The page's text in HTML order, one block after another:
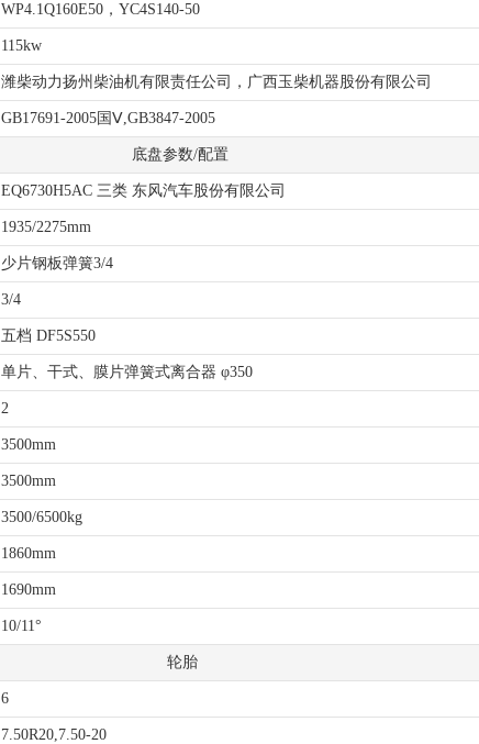
WP4.1Q160E50，YC4S140-50
115kw
潍柴动力扬州柴油机有限责任公司，广西玉柴机器股份有限公司
GB17691-2005国Ⅴ,GB3847-2005
底盘参数/配置
EQ6730H5AC 三类 东风汽车股份有限公司
1935/2275mm
少片钢板弹簧3/4
3/4
五档 DF5S550
单片、干式、膜片弹簧式离合器 φ350
2
3500mm
3500mm
3500/6500kg
1860mm
1690mm
10/11°
轮胎
6
7.50R20,7.50-20